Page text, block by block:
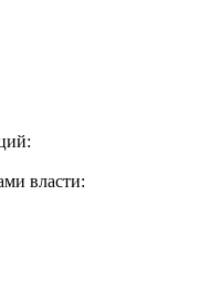
власти: